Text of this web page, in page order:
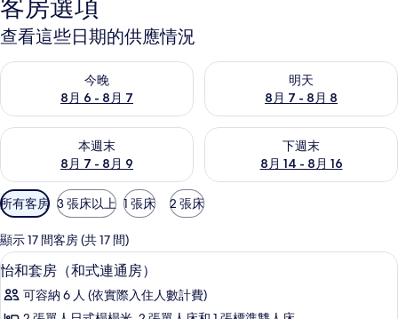
客房選項
查看這些日期的供應情況
今晚
8月 6 - 8月 7
查看今晚 (8月 6 - 8月 7) 的供應情況
明天
8月 7 - 8月 8
查看明天 (8月 7 - 8月 8) 的供
本週末
8月 7 - 8月 9
查看本週末 (8月 7 - 8月 9) 的供應情況
下週末
8月 14 - 8月 16
查看下週末 (8月 14 - 8月 16)
可
用
的
客
房
篩
選
所有客房 3 張床以上 1 張床 2 張床
顯示 17 間客房 (共 17 間)
顯
示
怡
羽絨被、迷你吧、書桌、遮光布/窗簾
6
怡和套房（和式連通房）
可容納 6 人 (依實際入住人數計費)